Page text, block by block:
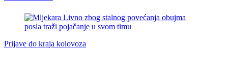
Prijave do kraja kolovoza